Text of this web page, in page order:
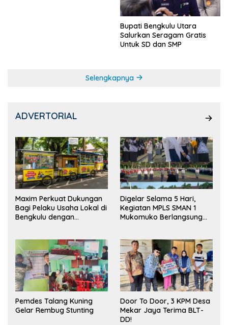
Bupati Bengkulu Utara
Salurkan Seragam Gratis
Untuk SD dan SMP
Selengkapnya
ADVERTORIAL
Maxim Perkuat Dukungan
Bagi Pelaku Usaha Lokal di
Bengkulu dengan
Pasar
Digelar Selama 5 Hari,
Kegiatan MPLS SMAN 1
Mukomuko Berlangsung
Pemdes Talang Kuning
Gelar Rembug Stunting
Door To Door, 3 KPM Desa
Mekar Jaya Terima BLT-
DD!